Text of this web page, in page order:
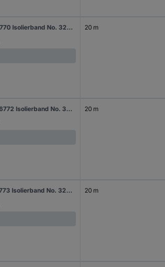
CellPack No.328/0.18-19-20/BK 416770 Isolierband No. 328 Schwarz (L x B) 20 m x 19 mm 1 St. 20 m
CellPack No.328/0.18-19-20/LBU 416772 Isolierband No. 328 Hellblau (L x B) 20 m x 19 mm 1 St. 20 m
CellPack No.328/0.18-19-20/YE 416773 Isolierband No. 328 Gelb (L x B) 20 m x 19 mm 1 St. 20 m